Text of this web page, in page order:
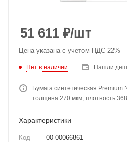
51 611 ₽/шт
Цена указана с учетом НДС 22%
Нет в наличии Нашли
Бумага синтетическая
толщина 270 мкм, плотность 368
Характеристики
Код — 00-00066861